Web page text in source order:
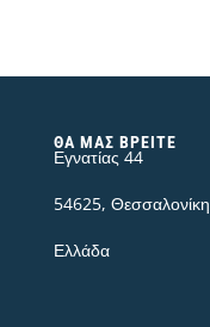
ΘΑ ΜΑΣ ΒΡΕΊΤΕ
Εγνατίας 44
54625, Θεσσαλονίκη
Ελλάδα